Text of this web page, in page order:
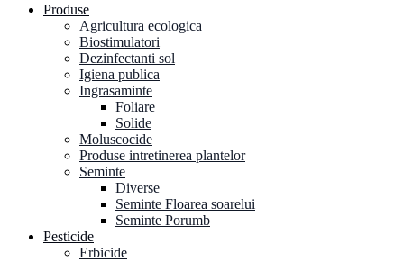
Produse
Agricultura ecologica
Biostimulatori
Dezinfectanti sol
Igiena publica
Ingrasaminte
Foliare
Solide
Moluscocide
Produse intretinerea plantelor
Seminte
Diverse
Seminte Floarea soarelui
Seminte Porumb
Pesticide
Erbicide